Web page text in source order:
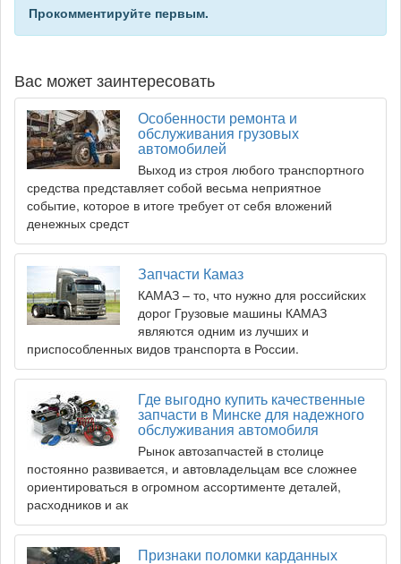
Прокомментируйте первым.
Вас может заинтересовать
Особенности ремонта и
обслуживания грузовых
автомобилей
Выход из строя любого транспортного
средства представляет собой весьма неприятное
событие, которое в итоге требует от себя вложений
денежных средст
Запчасти Камаз
КАМАЗ – то, что нужно для российских
дорог Грузовые машины КАМАЗ
являются одним из лучших и
приспособленных видов транспорта в России.
Где выгодно купить качественные
запчасти в Минске для надежного
обслуживания автомобиля
Рынок автозапчастей в столице
постоянно развивается, и автовладельцам все сложнее
ориентироваться в огромном ассортименте деталей,
расходников и ак
Признаки поломки карданных